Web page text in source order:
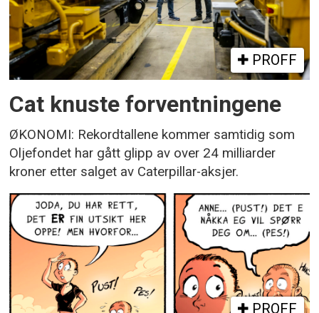
PROFF
Cat knuste forventningene
ØKONOMI: Rekordtallene kommer samtidig som
Oljefondet har gått glipp av over 24 milliarder
kroner etter salget av Caterpillar-aksjer.
PROFF